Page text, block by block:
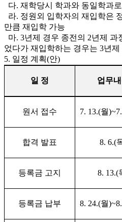
다. 재학당시 학과와 동일학과
라. 정원외 입학자의 재입학은
만큼 재입학 가능
마. 3년제 경우 종전의 2년제 과
었다가 재입학하는 경우는 3년
5. 일정 계획(안)
일 정 업무
원서 접수 7. 13.(월
합격 발표 8. 6.(
등록금 고지 8. 13.(
등록금 납부 8. 24.(월